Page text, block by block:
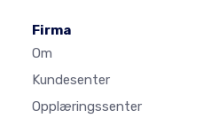
Firma
Om
Kundesenter
Opplæringssenter